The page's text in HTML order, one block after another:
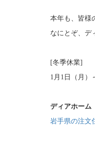
本年も、皆様
なにとぞ、デ
[冬季休業]
1月1日（月）
ディアホー
岩手県の注文